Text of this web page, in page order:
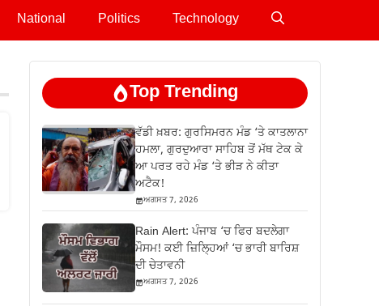
National Politics Technology
Top Trending
ਵੱਡੀ ਖ਼ਬਰ: ਗੁਰਸਿਮਰਨ ਮੰਡ ‘ਤੇ ਕਾਤਲਾਨਾ
ਹਮਲਾ, ਗੁਰਦੁਆਰਾ ਸਾਹਿਬ ਤੋਂ ਮੱਥ ਟੇਕ ਕੇ
ਆ ਪਰਤ ਰਹੇ ਮੰਡ ‘ਤੇ ਭੀੜ ਨੇ ਕੀਤਾ
ਅਟੈਕ!
ਅਗਸਤ 7, 2026
Rain Alert: ਪੰਜਾਬ ‘ਚ ਫਿਰ ਬਦਲੇਗਾ
ਮੌਸਮ! ਕਈ ਜ਼ਿਲ੍ਹਿਆਂ ‘ਚ ਭਾਰੀ ਬਾਰਿਸ਼
ਦੀ ਚੇਤਾਵਨੀ
ਅਗਸਤ 7, 2026